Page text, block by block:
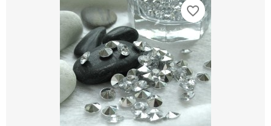
favorite_border